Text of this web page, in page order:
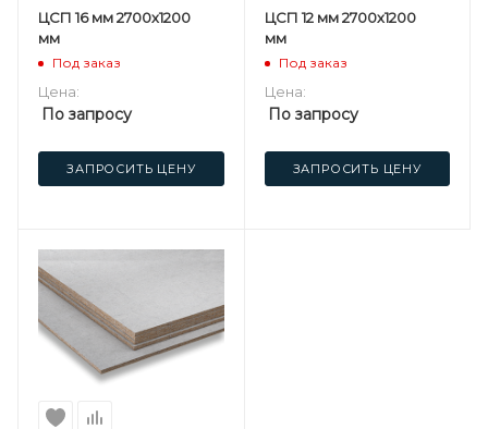
ЦСП 16 мм 2700х1200
мм
Под заказ
Цена:
По запросу
ЗАПРОСИТЬ ЦЕНУ
ЦСП 12 мм 2700х1200
мм
Под заказ
Цена:
По запросу
ЗАПРОСИТЬ ЦЕНУ